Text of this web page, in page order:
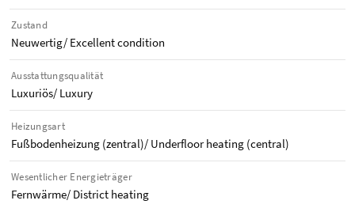
Zustand
Neuwertig/ Excellent condition
Ausstattungsqualität
Luxuriös/ Luxury
Heizungsart
Fußbodenheizung (zentral)/ Underfloor heating (central)
Wesentlicher Energieträger
Fernwärme/ District heating